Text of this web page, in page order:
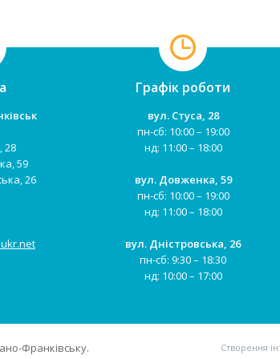
28
59
26
Графік роботи
вул. Стуса, 28
пн-сб: 10:00 – 19:00
нд: 11:00 – 18:00
вул. Довженка, 59
пн-сб: 10:00 – 19:00
нд: 11:00 – 18:00
вул. Дністровська, 26
пн-сб: 9:30 – 18:30
нд: 10:00 – 17:00
Франківську. Створення